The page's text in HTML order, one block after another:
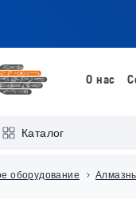
О нас
Каталог
оборудование